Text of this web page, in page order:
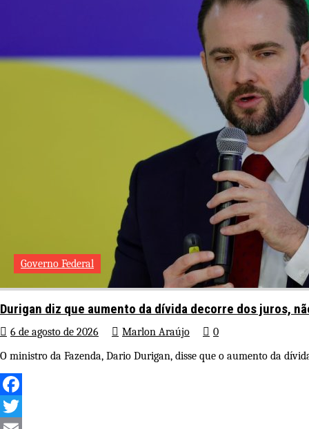
Governo Federal
Durigan diz que aumento da dívida decorre dos juros,
6 de agosto de 2026 Marlon Araújo
0
O ministro da Fazenda, Dario Durigan, disse que o aumento da
Facebook